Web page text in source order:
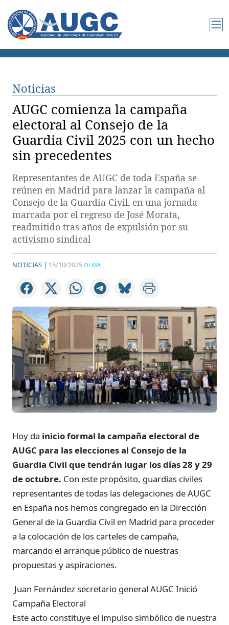
Noticias
AUGC comienza la campaña
electoral al Consejo de la
Guardia Civil 2025 con un hecho
sin precedentes
Representantes de AUGC de toda España se
reúnen en Madrid para lanzar la campaña al
Consejo de la Guardia Civil, en una jornada
marcada por el regreso de José Morata,
readmitido tras años de expulsión por su
activismo sindical
NOTICIAS | 15/10/2025 OLAYA
Hoy da inicio formal la campaña electoral de
AUGC para las elecciones al Consejo de la
Guardia Civil que tendrán lugar los días 28 y 29
de octubre. Con este propósito, guardias civiles
representantes de todas las delegaciones de AUGC
en España nos hemos congregado en la Dirección
General de la Guardia Civil en Madrid para proceder
a la colocación de los carteles de campaña,
marcando el arranque público de nuestras
propuestas y aspiraciones.
Juan Fernández secretario general AUGC Inició
Campaña Electoral
Este acto constituye el impulso simbólico de nuestra